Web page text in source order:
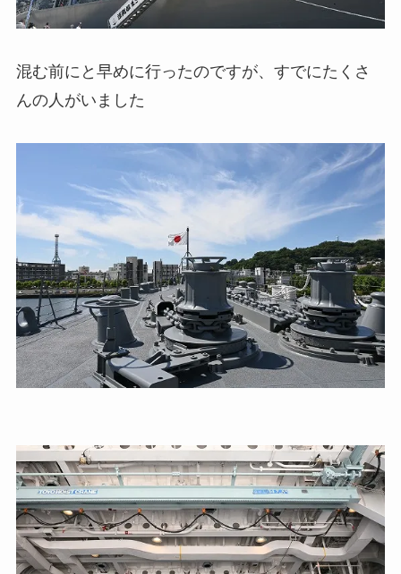
混む前にと早めに行ったのですが、すでにたくさ
んの人がいました